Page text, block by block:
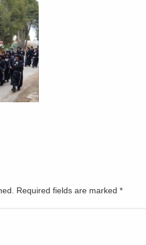
Required fields are marked *